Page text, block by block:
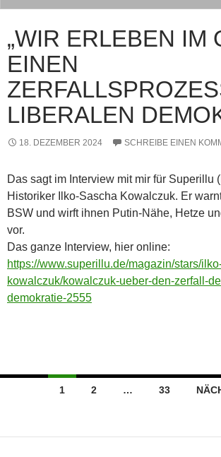
„WIR ERLEBEN IM
EINEN
LIBERALEN
18. DEZEMBER 2024 SCHREIBE EINEN
Das sagt im Interview mit mir für Superillu
Historiker Ilko-Sascha Kowalczuk. Er
BSW und wirft ihnen Putin-Nähe, Hetze
vor.
Das ganze Interview, hier online:
https://www.superillu.de/magazin/stars/
kowalczuk/kowalczuk-ueber-den-zerfall-
demokratie-2555
Beitragsnavigation
1 2 … 33